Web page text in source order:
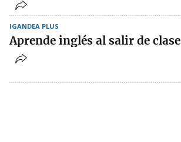
IGANDEA PLUS
Aprende inglés al salir de clase